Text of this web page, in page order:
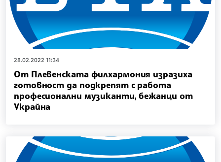
28.02.2022 11:34
От Плевенската филхармония изразиха
готовност да подкрепят с работа
професионални музиканти, бежанци от
Украйна